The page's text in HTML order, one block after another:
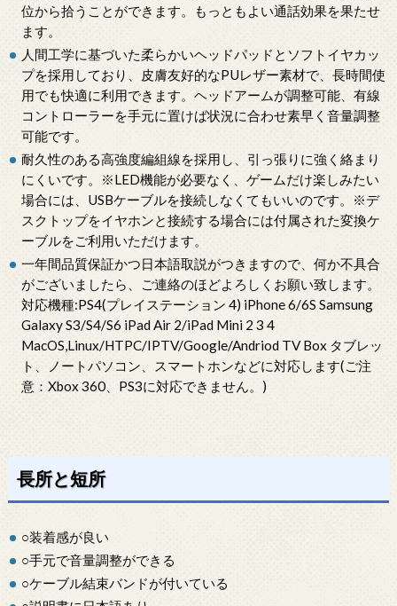
位から拾うことができます。もっともよい通話効果を果たせ
ます。
人間工学に基づいた柔らかいヘッドパッドとソフトイヤカッ
プを採用しており、皮膚友好的なPUレザー素材で、長時間使
用でも快適に利用できます。ヘッドアームが調整可能、有線
コントローラーを手元に置けば状況に合わせ素早く音量調整
可能です。
耐久性のある高強度編組線を採用し、引っ張りに強く絡まり
にくいです。※LED機能が必要なく、ゲームだけ楽しみたい
場合には、USBケーブルを接続しなくてもいいのです。※デ
スクトップをイヤホンと接続する場合には付属された変換ケ
ーブルをご利用いただけます。
一年間品質保証かつ日本語取説がつきますので、何か不具合
がございましたら、ご連絡のほどよろしくお願い致します。
対応機種:PS4(プレイステーション 4) iPhone 6/6S Samsung
Galaxy S3/S4/S6 iPad Air 2/iPad Mini 2 3 4
MacOS,Linux/HTPC/IPTV/Google/Andriod TV Box タブレッ
ト、ノートパソコン、スマートホンなどに対応します(ご注
意：Xbox 360、PS3に対応できません。)
長所と短所
○装着感が良い
○手元で音量調整ができる
○ケーブル結束バンドが付いている